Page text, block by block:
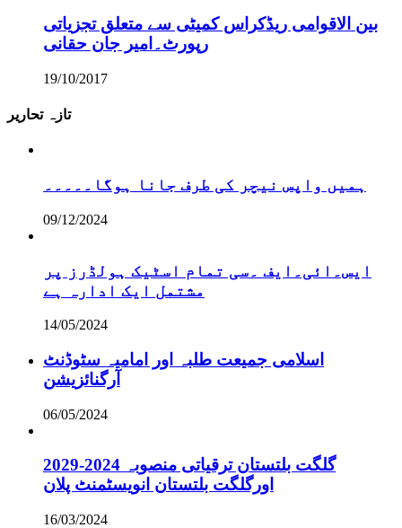
بین الاقوامی ریڈکراس کمیٹی سے متعلق تجزیاتی
رپورٹ۔امیر جان حقانی
19/10/2017
تازہ تحاریر
ہمیں واپس نیچر کی طرف جانا ہوگا۔۔۔۔۔
09/12/2024
ایس۔ائی۔ایف ۔سی تمام اسٹیک ہولڈرز پر
مشتمل ایک ادارہ ہے
14/05/2024
اسلامی جمیعت طلبہ اور امامیہ سٹوڈنٹ
آرگنائزیشن
06/05/2024
گلگت بلتستان ترقیاتی منصوبہ 2024-2029
اورگلگت بلتستان انویسٹمنٹ پلان
16/03/2024